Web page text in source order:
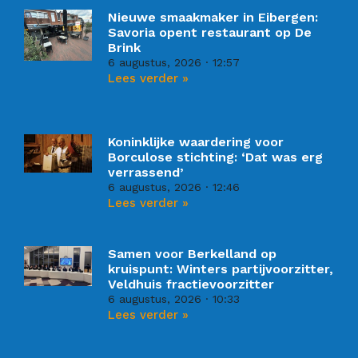
Nieuwe smaakmaker in Eibergen:
Savoria opent restaurant op De
Brink
6 augustus, 2026 12:57
Lees verder »
Koninklijke waardering voor
Borculose stichting: ‘Dat was erg
verrassend’
6 augustus, 2026 12:46
Lees verder »
Samen voor Berkelland op
kruispunt: Winters partijvoorzitter,
Veldhuis fractievoorzitter
6 augustus, 2026 10:33
Lees verder »